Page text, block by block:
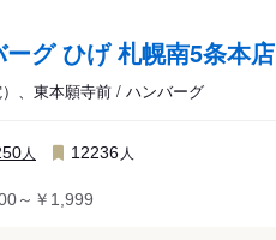
グ ひげ 札幌南5条本店
、東本願寺前 / ハンバーグ
人 12236 人
～￥1,999